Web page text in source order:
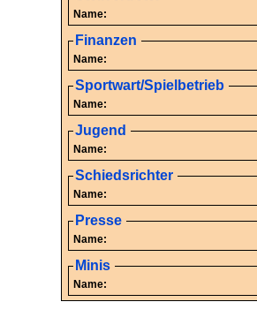
Name:
Finanzen
Name:
Sportwart/Spielbetrieb
Name:
Jugend
Name:
Schiedsrichter
Name:
Presse
Name:
Minis
Name: